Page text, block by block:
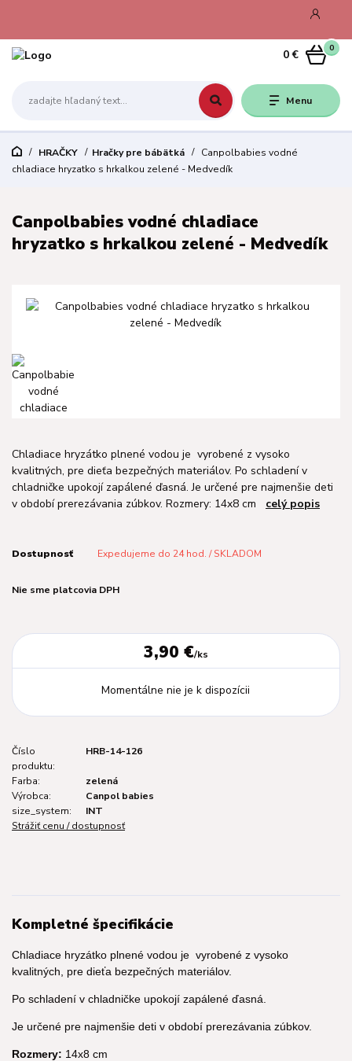
Menu
0
0 €
HRAČKY Hračky pre bábätká
Canpolbabies vodné
chladiace hryzatko s hrkalkou zelené - Medvedík
Canpolbabies vodné chladiace
hryzatko s hrkalkou zelené - Medvedík
Chladiace hryzátko plnené vodou je vyrobené z vysoko
kvalitných, pre dieťa bezpečných materiálov. Po schladení v
chladničke upokojí zapálené ďasná. Je určené pre najmenšie deti
v období prerezávania zúbkov. Rozmery: 14x8 cm celý popis
Dostupnosť Expedujeme do 24 hod. / SKLADOM
Nie sme platcovia DPH
3,90 €/ks
Momentálne nie je k dispozícii
Číslo
produktu:
HRB-14-126
Farba:
zelená
Výrobca:
Canpol babies
size_system:
INT
Strážiť cenu / dostupnosť
Kompletné špecifikácie
Chladiace hryzátko plnené vodou je vyrobené z vysoko
kvalitných, pre dieťa bezpečných materiálov.
Po schladení v chladničke upokojí zapálené ďasná.
Je určené pre najmenšie deti v období prerezávania zúbkov.
Rozmery: 14x8 cm